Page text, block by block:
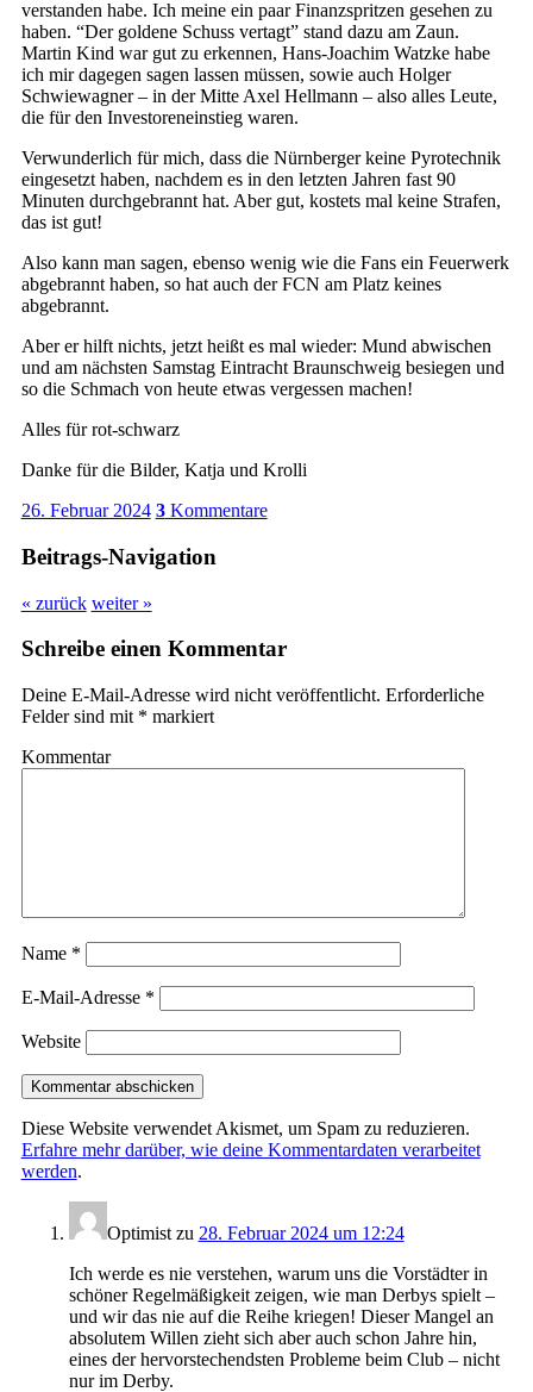
verstanden habe. Ich meine ein paar Finanzspritzen gesehen zu
haben. “Der goldene Schuss vertagt” stand dazu am Zaun.
Martin Kind war gut zu erkennen, Hans-Joachim Watzke habe
ich mir dagegen sagen lassen müssen, sowie auch Holger
Schwiewagner – in der Mitte Axel Hellmann – also alles Leute,
die für den Investoreneinstieg waren.
Verwunderlich für mich, dass die Nürnberger keine Pyrotechnik
eingesetzt haben, nachdem es in den letzten Jahren fast 90
Minuten durchgebrannt hat. Aber gut, kostets mal keine Strafen,
das ist gut!
Also kann man sagen, ebenso wenig wie die Fans ein Feuerwerk
abgebrannt haben, so hat auch der FCN am Platz keines
abgebrannt.
Aber er hilft nichts, jetzt heißt es mal wieder: Mund abwischen
und am nächsten Samstag Eintracht Braunschweig besiegen und
so die Schmach von heute etwas vergessen machen!
Alles für rot-schwarz
Danke für die Bilder, Katja und Krolli
26. Februar 2024 3Kommentare
Beitrags-Navigation
« zurück weiter »
Schreibe einen Kommentar
Deine E-Mail-Adresse wird nicht veröffentlicht. Erforderliche
Felder sind mit * markiert
Kommentar
Name *
E-Mail-Adresse *
Website
Diese Website verwendet Akismet, um Spam zu reduzieren.
Erfahre mehr darüber, wie deine Kommentardaten verarbeitet
werden.
Optimistzu 28. Februar 2024 um 12:24
Ich werde es nie verstehen, warum uns die Vorstädter in
schöner Regelmäßigkeit zeigen, wie man Derbys spielt –
und wir das nie auf die Reihe kriegen! Dieser Mangel an
absolutem Willen zieht sich aber auch schon Jahre hin,
eines der hervorstechendsten Probleme beim Club – nicht
nur im Derby.